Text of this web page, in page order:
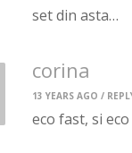
set din asta…
corina
13 YEARS AGO /
eco fast, si